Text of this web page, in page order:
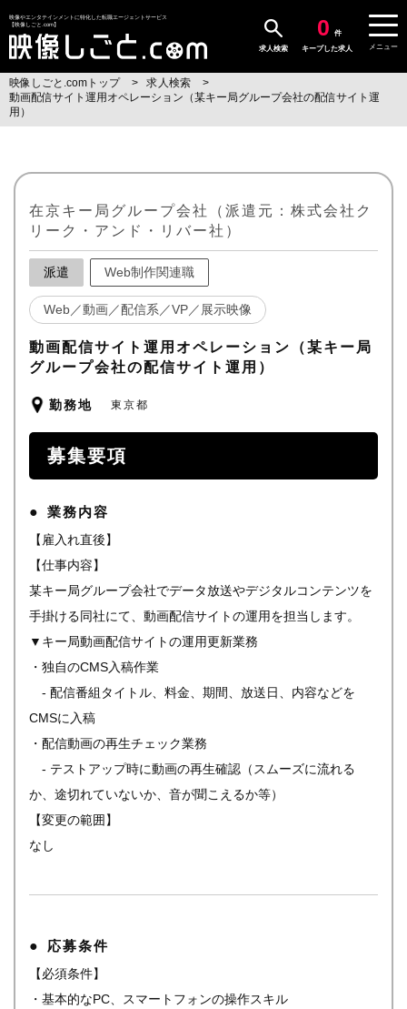
映像やエンタテインメントに特化した転職エージェントサービス
【映像しごと.com】
求人検索
0
件
キープした求人
メニュー
映像しごと.comトップ
求人検索
動画配信サイト運用オペレーション（某キー局グループ会社の配信サイト運
用）
在京キー局グループ会社（派遣元：株式会社ク
リーク・アンド・リバー社）
派遣 Web制作関連職
Web／動画／配信系／VP／展示映像
動画配信サイト運用オペレーション（某キー局
グループ会社の配信サイト運用）
勤務地 東京都
募集要項
業務内容
【雇入れ直後】
【仕事内容】
某キー局グループ会社でデータ放送やデジタルコンテンツを
手掛ける同社にて、動画配信サイトの運用を担当します。
▼キー局動画配信サイトの運用更新業務
・独自のCMS入稿作業
- 配信番組タイトル、料金、期間、放送日、内容などを
CMSに入稿
・配信動画の再生チェック業務
- テストアップ時に動画の再生確認（スムーズに流れる
か、途切れていないか、音が聞こえるか等）
【変更の範囲】
なし
応募条件
【必須条件】
・基本的なPC、スマートフォンの操作スキル